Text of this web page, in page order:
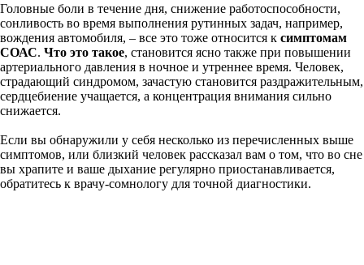
Головные боли в течение дня, снижение работоспособности,
сонливость во время выполнения рутинных задач, например,
вождения автомобиля, – все это тоже относится к симптомам
СОАС. Что это такое, становится ясно также при повышении
артериального давления в ночное и утреннее время. Человек,
страдающий синдромом, зачастую становится раздражительным,
сердцебиение учащается, а концентрация внимания сильно
снижается.
Если вы обнаружили у себя несколько из перечисленных выше
симптомов, или близкий человек рассказал вам о том, что во сне
вы храпите и ваше дыхание регулярно приостанавливается,
обратитесь к врачу-сомнологу для точной диагностики.